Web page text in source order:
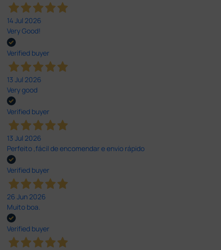
14 Jul 2026
Very Good!
Verified buyer
13 Jul 2026
Very good
Verified buyer
13 Jul 2026
Perfeito ,fácil de encomendar e envio rápido
Verified buyer
26 Jun 2026
Muito boa.
Verified buyer